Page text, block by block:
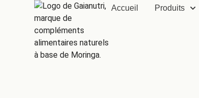
Accueil Produits